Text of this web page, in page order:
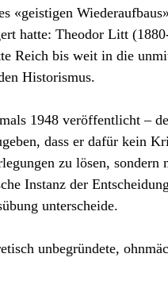
«geistigen
hatte: Theodor Litt
Reich bis weit in die
Historismus.
1948 veröffentlicht –
dass er dafür kein
zu lösen, sondern
Instanz der
unterscheide.
unbegründete,